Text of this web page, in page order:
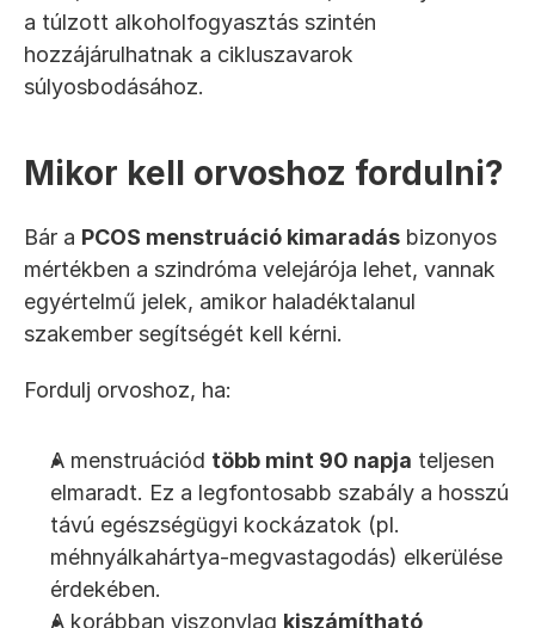
a túlzott alkoholfogyasztás szintén
hozzájárulhatnak a cikluszavarok
súlyosbodásához.
Mikor kell orvoshoz fordulni?
Bár a PCOS menstruáció kimaradás bizonyos
mértékben a szindróma velejárója lehet, vannak
egyértelmű jelek, amikor haladéktalanul
szakember segítségét kell kérni.
Fordulj orvoshoz, ha:
A menstruációd több mint 90 napja teljesen
elmaradt. Ez a legfontosabb szabály a hosszú
távú egészségügyi kockázatok (pl.
méhnyálkahártya-megvastagodás) elkerülése
érdekében.
A korábban viszonylag kiszámítható